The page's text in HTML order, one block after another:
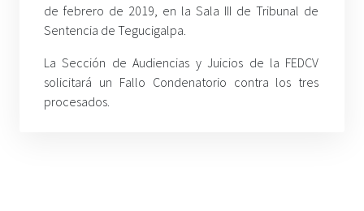
de febrero de 2019, en la Sala III de Tribunal de
Sentencia de Tegucigalpa.
La Sección de Audiencias y Juicios de la FEDCV
solicitará un Fallo Condenatorio contra los tres
procesados.